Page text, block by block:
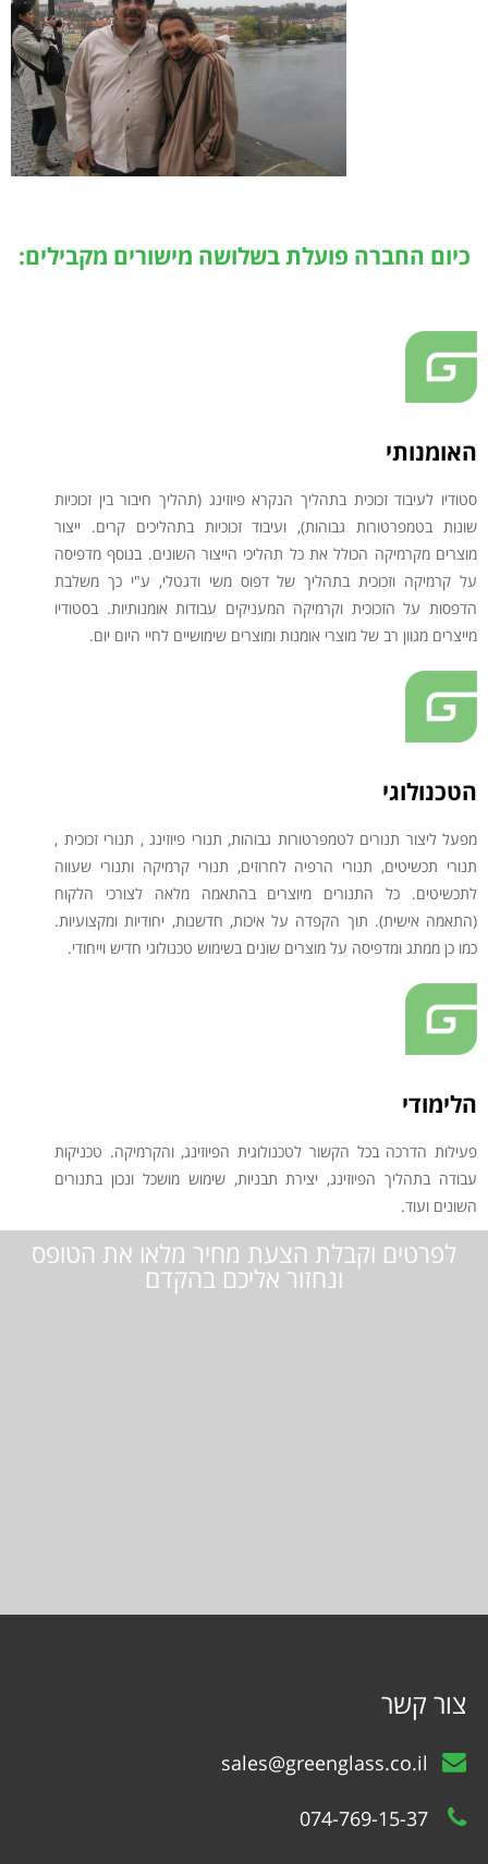
כיום החברה פועלת בשלושה מישורים מקבילים:
האומנותי
סטודיו לעיבוד זכוכית בתהליך הנקרא פיוזינג (תהליך חיבור בין זכוכיות
שונות בטמפרטורות גבוהות), ועיבוד זכוכיות בתהליכים קרים. ייצור
מוצרים מקרמיקה הכולל את כל תהליכי הייצור השונים. בנוסף מדפיסה
על קרמיקה וזכוכית בתהליך של דפוס משי ודגטלי, ע"י כך משלבת
הדפסות על הזכוכית וקרמיקה המעניקים עבודות אומנותיות. בסטודיו
מייצרים מגוון רב של מוצרי אומנות ומוצרים שימושיים לחיי היום יום.
הטכנולוגי
מפעל ליצור תנורים לטמפרטורות גבוהות, תנורי פיוזינג , תנורי זכוכית ,
תנורי תכשיטים, תנורי הרפיה לחרוזים, תנורי קרמיקה ותנורי שעווה
לתכשיטים. כל התנורים מיוצרים בהתאמה מלאה לצורכי הלקוח
(התאמה אישית). תוך הקפדה על איכות, חדשנות, יחודיות ומקצועיות.
כמו כן ממתג ומדפיסה על מוצרים שונים בשימוש טכנולוגי חדיש וייחודי.
הלימודי
פעילות הדרכה בכל הקשור לטכנולוגית הפיוזינג, והקרמיקה. טכניקות
עבודה בתהליך הפיוזינג, יצירת תבניות, שימוש מושכל ונכון בתנורים
השונים ועוד.
לפרטים וקבלת הצעת מחיר מלאו את הטופס
ונחזור אליכם בהקדם
צור קשר
sales@greenglass.co.il
074-769-15-37